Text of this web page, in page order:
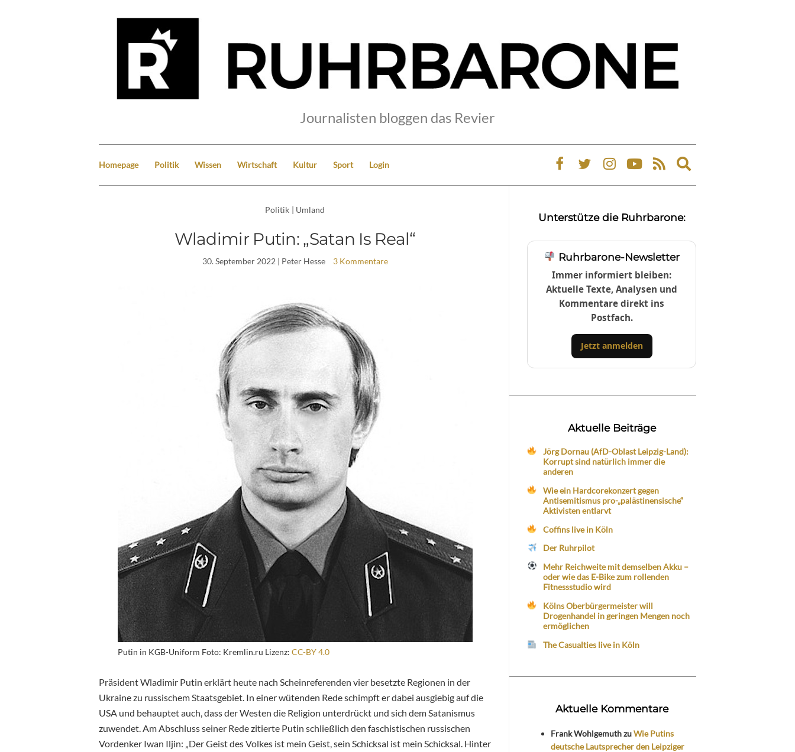
Journalisten bloggen das Revier
Homepage Politik Wissen Wirtschaft Kultur Sport Login
Expand
search
Politik | Umland
Wladimir Putin: „Satan Is Real“
30. September 2022| Peter Hesse 3 Kommentare
Putin in KGB-Uniform Foto: Kremlin.ru Lizenz: CC-BY 4.0
Präsident Wladimir Putin erklärt heute nach Scheinreferenden vier besetzte Regionen in der
Ukraine zu russischem Staatsgebiet. In einer wütenden Rede schimpft er dabei ausgiebig auf die
USA und behauptet auch, dass der Westen die Religion unterdrückt und sich dem Satanismus
zuwendet. Am Abschluss seiner Rede zitierte Putin schließlich den faschistischen russischen
Vordenker Iwan Iljin: „Der Geist des Volkes ist mein Geist, sein Schicksal ist mein Schicksal. Hinter
Unterstütze die Ruhrbarone:
Ruhrbarone-Newsletter
Immer informiert bleiben:
Aktuelle Texte, Analysen und
Kommentare direkt ins
Postfach.
Jetzt anmelden
Aktuelle Beiträge
Jörg Dornau (AfD-Oblast Leipzig-Land):
Korrupt sind natürlich immer die
anderen
Wie ein Hardcorekonzert gegen
Antisemitismus pro-„palästinensische“
Aktivisten entlarvt
Coffins live in Köln
Der Ruhrpilot
Mehr Reichweite mit demselben Akku –
oder wie das E-Bike zum rollenden
Fitnessstudio wird
Kölns Oberbürgermeister will
Drogenhandel in geringen Mengen noch
ermöglichen
The Casualties live in Köln
Aktuelle Kommentare
Frank WohlgemuthzuWie Putins
deutsche Lautsprecher den Leipziger